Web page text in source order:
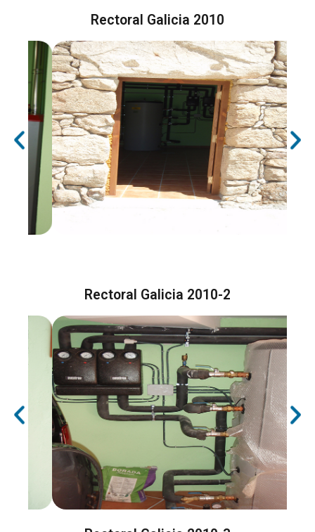
Rectoral Galicia 2010
Rectoral Galicia 2010-2